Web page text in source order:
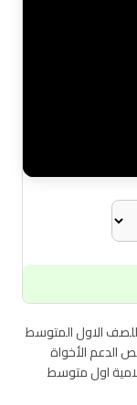
الاول المتوسط
الدعم الأخواة
اول متوسط